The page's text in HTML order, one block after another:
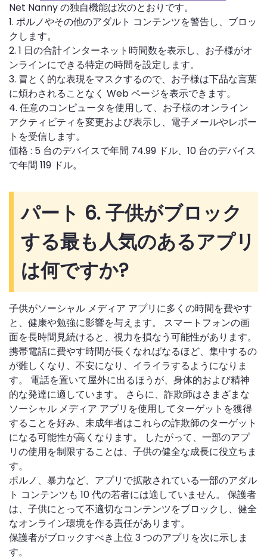
Net Nanny の独自機能は次のとおりです。
1. ポルノやその他のアダルト コンテンツを警告し、ブロッ
クします。
2. 1 日の合計インターネット時間数を表示し、お子様がオ
ンラインにできる特定の時間を設定します。
3. 冒とく的な表現をマスクするので、お子様は下品な言葉
に煩わされることなく Web ページを表示できます。
4. 任意のコンピュータを使用して、お子様のオンライン
アクティビティを変更および表示し、電子メールやレポー
トを受信します。
価格 : 5 台のデバイスで年間 74.99 ドル、10 台のデバイス
で年間 119 ドル。
パート 6. 子供がブロック
する最も人気のあるアプリ
は何ですか?
子供がソーシャル メディア アプリに多くの時間を費やす
と、健康や勉強に影響を与えます。 スマートフォンの画
面を長時間見続けると、視力を損なう可能性があります。
携帯電話に費やす時間が長くなればなるほど、集中するの
が難しくなり、不安になり、イライラするようになりま
す。 電話を置いて屋外に出るほうが、身体的および精神
的な発達に適しています。 さらに、詐欺師はさまざまな
ソーシャル メディア アプリを使用してターゲットを獲得
することを好み、未成年者はこれらの詐欺師のターゲット
になる可能性が高くなります。 したがって、一部のアプ
リの使用を制限することは、子供の健全な成長に役立ちま
す。
ポルノ、暴力など、アプリで拡散されている一部のアダル
ト コンテンツも 10 代の若者には適していません。 保護者
は、子供にとって不適切なコンテンツをブロックし、健全
なオンライン環境を作る責任があります。
保護者がブロックすべき上位 3 つのアプリを次に示しま
す。